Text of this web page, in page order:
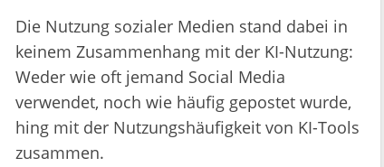
Die Nutzung sozialer Medien stand dabei in
keinem Zusammenhang mit der KI-Nutzung:
Weder wie oft jemand Social Media
verwendet, noch wie häufig gepostet wurde,
hing mit der Nutzungshäufigkeit von KI-Tools
zusammen.